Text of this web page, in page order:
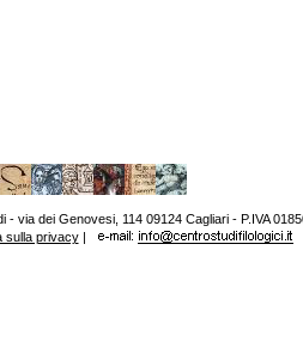
- via dei Genovesi, 114 09124 Cagliari - P.IVA
sulla privacy|